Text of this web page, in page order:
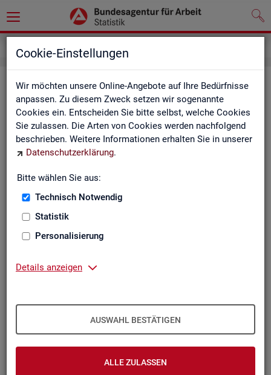
Cookie-Einstellungen
Wir möchten unsere Online-Angebote auf Ihre Bedürfnisse
anpassen. Zu diesem Zweck setzen wir sogenannte
Cookies ein. Entscheiden Sie bitte selbst, welche Cookies
Sie zulassen. Die Arten von Cookies werden nachfolgend
beschrieben. Weitere Informationen erhalten Sie in unserer
Datenschutzerklärung.
Bitte wählen Sie aus:
Technisch Notwendig
Statistik
Personalisierung
Details anzeigen
AUSWAHL BESTÄTIGEN
ALLE ZULASSEN
In­halts­ver­zeich­nis
Sta­tis­ti­ken
Rund­schau Ar­beits­markt
Mo­nats­be­richt
Eck­wer­te des Ar­beits­mark­tes und der Grund­si­che­
rung
Eck­wer­te Ar­beits­markt
Ar­beits­markt in Deutsch­land
Zah­len, Daten, Fak­ten - Struk­tur­da­ten und -in­di­ka­to­
Früh­in­di­ka­to­ren für den Ar­beits­markt
Sai­son­be­rei­nig­te Zeit­rei­hen